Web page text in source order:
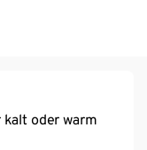
kalt oder warm